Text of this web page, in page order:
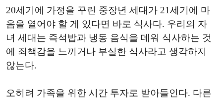
20세기에 가정을 꾸린 중장년 세대가 21세기에 마
음을 열어야 할 게 있다면 바로 식사다. 우리의 자
녀 세대는 즉석밥과 냉동 음식을 데워 식사하는 것
에 죄책감을 느끼거나 부실한 식사라고 생각하지
않는다.
오히려 가족을 위한 시간 투자로 받아들인다. 다른